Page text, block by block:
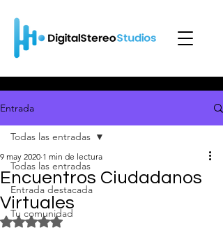
Entrada
Todas las entradas
Entrada destacada
Tu comunidad
Todas las entradas
Encuentros Ciudadanos
Virtuales
9 may 2020 1 min de lectura
Obtuvo NaN de 5 estrellas.